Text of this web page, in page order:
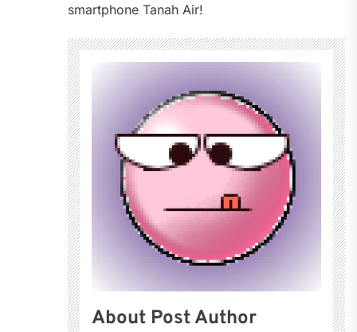
smartphone Tanah Air!
About Post Author